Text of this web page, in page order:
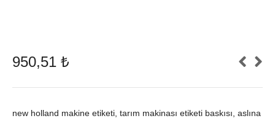
950,51 ₺
new holland makine etiketi, tarım makinası etiketi baskısı, aslına